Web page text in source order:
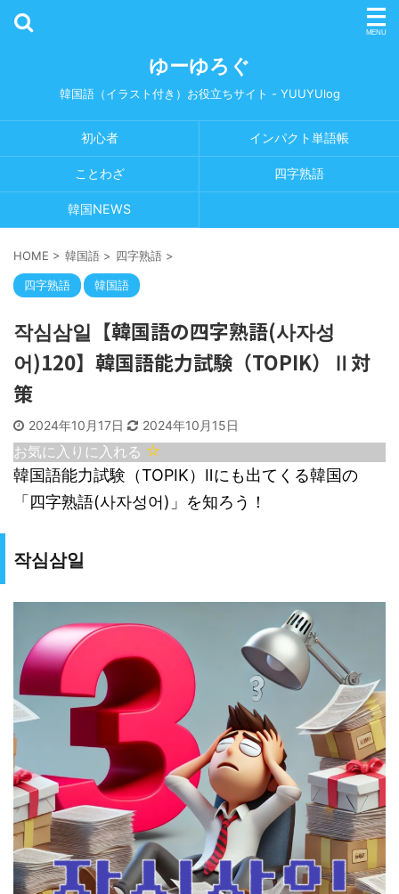
ゆーゆろぐ
韓国語（イラスト付き）お役立ちサイト - YUUYUlog
初心者 インパクト単語帳
ことわざ 四字熟語
韓国NEWS
HOME > 韓国語 > 四字熟語 >
四字熟語 韓国語
작심삼일【韓国語の四字熟語(사자성
어)120】韓国語能力試験（TOPIK）Ⅱ対
策
2024年10月17日 2024年10月15日
お気に入りに入れる
韓国語能力試験（TOPIK）Ⅱにも出てくる韓国の
「四字熟語(사자성어)」を知ろう！
작심삼일